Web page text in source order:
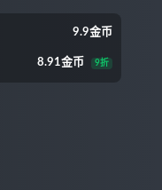
9.9金币
8.91金币 9折